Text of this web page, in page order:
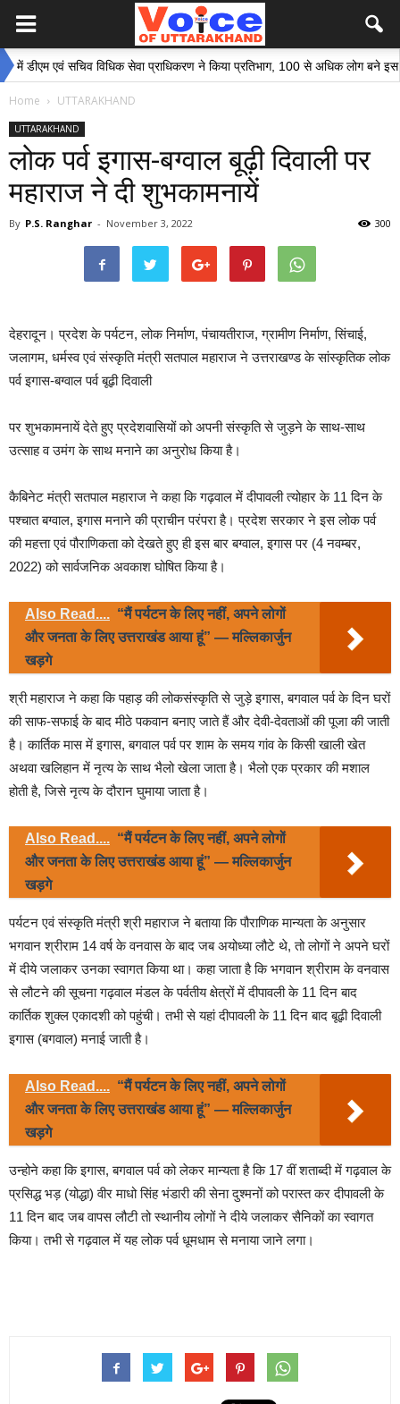
एवं सचिव विधिक सेवा प्राधिकरण ने किया प्रतिभाग, 100 से अधिक लोग बने इस अभियान
Home UTTARAKHAND
UTTARAKHAND
लोक पर्व इगास-बग्वाल बूढ़ी दिवाली पर
महाराज ने दी शुभकामनायें
By P.S. Ranghar - November 3, 2022 300
देहरादून। प्रदेश के पर्यटन, लोक निर्माण, पंचायतीराज, ग्रामीण निर्माण, सिंचाई,
जलागम, धर्मस्व एवं संस्कृति मंत्री सतपाल महाराज ने उत्तराखण्ड के सांस्कृतिक लोक
पर्व इगास-बग्वाल पर्व बूढ़ी दिवाली
पर शुभकामनायें देते हुए प्रदेशवासियों को अपनी संस्कृति से जुड़ने के साथ-साथ
उत्साह व उमंग के साथ मनाने का अनुरोध किया है।
कैबिनेट मंत्री सतपाल महाराज ने कहा कि गढ़वाल में दीपावली त्योहार के 11 दिन के
पश्चात बग्वाल, इगास मनाने की प्राचीन परंपरा है। प्रदेश सरकार ने इस लोक पर्व
की महत्ता एवं पौराणिकता को देखते हुए ही इस बार बग्वाल, इगास पर (4 नवम्बर,
2022) को सार्वजनिक अवकाश घोषित किया है।
Also Read.... “मैं पर्यटन के लिए नहीं, अपने लोगों
और जनता के लिए उत्तराखंड आया हूं” — मल्लिकार्जुन
खड़गे
श्री महाराज ने कहा कि पहाड़ की लोकसंस्कृति से जुड़े इगास, बगवाल पर्व के दिन घरों
की साफ-सफाई के बाद मीठे पकवान बनाए जाते हैं और देवी-देवताओं की पूजा की जाती
है। कार्तिक मास में इगास, बगवाल पर्व पर शाम के समय गांव के किसी खाली खेत
अथवा खलिहान में नृत्य के साथ भैलो खेला जाता है। भैलो एक प्रकार की मशाल
होती है, जिसे नृत्य के दौरान घुमाया जाता है।
Also Read.... “मैं पर्यटन के लिए नहीं, अपने लोगों
और जनता के लिए उत्तराखंड आया हूं” — मल्लिकार्जुन
खड़गे
पर्यटन एवं संस्कृति मंत्री श्री महाराज ने बताया कि पौराणिक मान्यता के अनुसार
भगवान श्रीराम 14 वर्ष के वनवास के बाद जब अयोध्या लौटे थे, तो लोगों ने अपने घरों
में दीये जलाकर उनका स्वागत किया था। कहा जाता है कि भगवान श्रीराम के वनवास
से लौटने की सूचना गढ़वाल मंडल के पर्वतीय क्षेत्रों में दीपावली के 11 दिन बाद
कार्तिक शुक्ल एकादशी को पहुंची। तभी से यहां दीपावली के 11 दिन बाद बूढ़ी दिवाली
इगास (बगवाल) मनाई जाती है।
Also Read.... “मैं पर्यटन के लिए नहीं, अपने लोगों
और जनता के लिए उत्तराखंड आया हूं” — मल्लिकार्जुन
खड़गे
उन्होने कहा कि इगास, बगवाल पर्व को लेकर मान्यता है कि 17 वीं शताब्दी में गढ़वाल के
प्रसिद्ध भड़ (योद्धा) वीर माधो सिंह भंडारी की सेना दुश्मनों को परास्त कर दीपावली के
11 दिन बाद जब वापस लौटी तो स्थानीय लोगों ने दीये जलाकर सैनिकों का स्वागत
किया। तभी से गढ़वाल में यह लोक पर्व धूमधाम से मनाया जाने लगा।